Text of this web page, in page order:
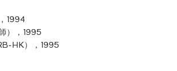
1994
），1995
HK），1995